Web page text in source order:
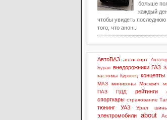
больше
каждый
чтобы увидеть
того, что анон...
АвтоВАЗ автоспорт
Буран внедорожники ГАЗ
кастомы Кировец концепты
МАЗ минивэны Москвич
ПАЗ ПДД рейтинги
спорткары страхование
тюнинг УАЗ Урал
электромобили about